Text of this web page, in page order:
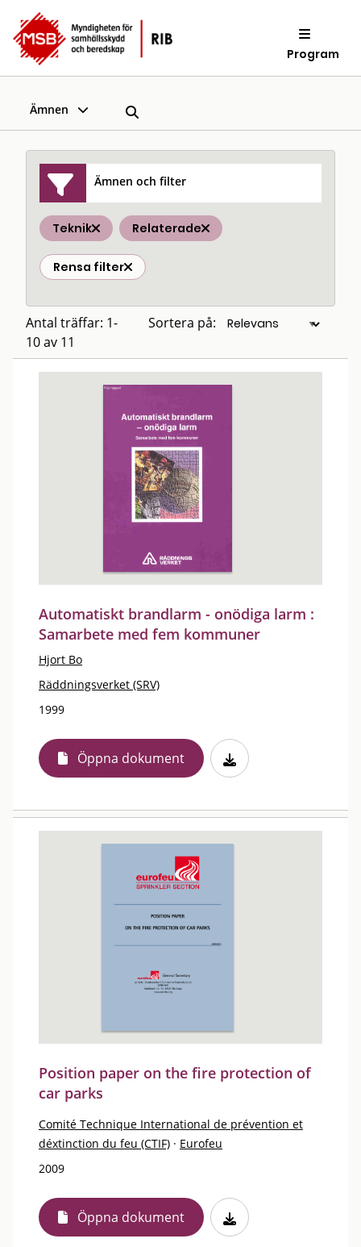
Program
Ämnen
Ämnen och filter
Teknik Relaterade
Rensa filter
Antal träffar: 1-
10 av 11
Sortera på:
Automatiskt brandlarm - onödiga larm :
Samarbete med fem kommuner
Hjort Bo
Räddningsverket (SRV)
1999
Öppna dokument
Position paper on the fire protection of
car parks
Comité Technique International de prévention et
déxtinction du feu (CTIF) · Eurofeu
2009
Öppna dokument